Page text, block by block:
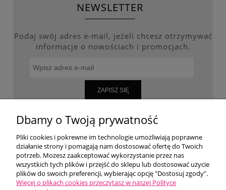
NEWSLETTER
Podaj swój adres e-mail, jeżeli chcesz otrzymywać
informacje o nowościach i promocjach.
ZAPISZ SIĘ
WARUNKI ZAKUPÓW
MOJE KONTO
Dbamy o Twoją prywatność
Pliki cookies i pokrewne im technologie umożliwiają poprawne
działanie strony i pomagają nam dostosować ofertę do Twoich
potrzeb. Możesz zaakceptować wykorzystanie przez nas
wszystkich tych plików i przejść do sklepu lub dostosować użycie
plików do swoich preferencji, wybierając opcję "Dostosuj zgody".
Więcej o plikach cookies przeczytasz w naszej Polityce